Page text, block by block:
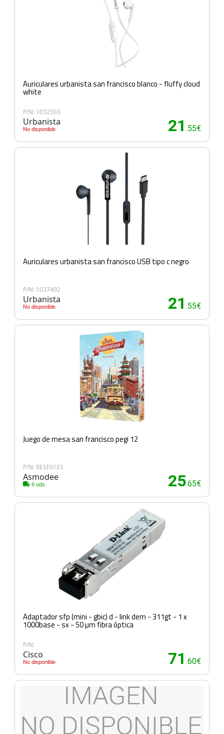
Auriculares urbanista san francisco blanco - fluffy cloud
white
P/N: 1032503
Urbanista
No disponible 21 .55€
Auriculares urbanista san francisco USB tipo c negro
P/N: 1037402
Urbanista
No disponible 21 .55€
Juego de mesa san francisco pegi 12
P/N: RESF01ES
Asmodee
6 uds. 25.65€
Adaptador sfp (mini - gbic) d - link dem - 311gt - 1 x
1000base - sx - 50 µm fibra óptica
P/N:
Cisco
No disponible 71 .60€